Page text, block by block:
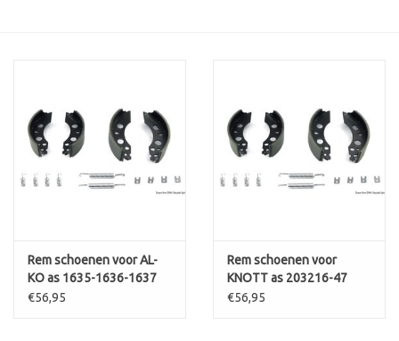
Rem schoenen voor AL-
KO as 1635-1636-1637
€56,95
Rem schoenen voor
KNOTT as 203216-47
€56,95